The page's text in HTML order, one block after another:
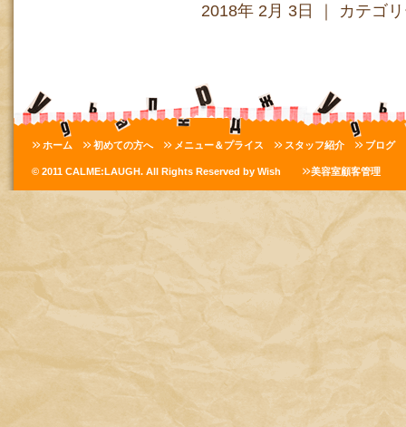
2018年 2月 3日 ｜ カテゴ
ホーム 初めての方へ メニュー＆プライス スタッフ紹介 ブログ
© 2011 CALME:LAUGH. All Rights Reserved by Wish 美容室顧客管理